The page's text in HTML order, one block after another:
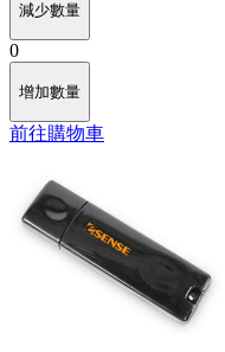
減少數量
0
增加數量
前往購物車